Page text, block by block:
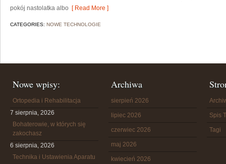
pokój nastolatka albo [ Read More ]
CATEGORIES: NOWE TECHNOLOGIE
Nowe wpisy:
Ortopedia i Rehabilitacja
7 sierpnia, 2026
Bohaterowie, w których się
zakochasz
6 sierpnia, 2026
Technika i Ustawienia Aparatu
Archiwa
sierpień 2026
lipiec 2026
czerwiec 2026
maj 2026
kwiecień 2026
Spis
Tagi